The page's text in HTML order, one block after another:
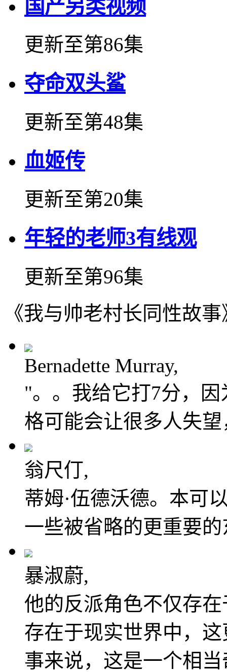
国产另类视频
更新至第86集
夺命双头鲨
更新至第48集
血姬传
更新至第20集
年轻的老师3有线观
更新至第96集
《我与帅老村长同性故
Bernadette Murray,
"。。我给它打7分，
格可能会让很多人失
翁尺仃,
蒂姆·伍德沃德。本可
一些被省略的更重要
暴淑蔚,
他的反派角色不仅存
存在于现实世界中，
事来说，这是一个相